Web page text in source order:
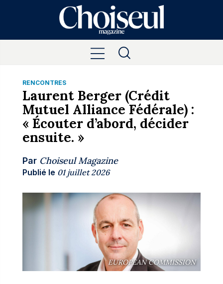
RENCONTRES
Laurent Berger (Crédit
Mutuel Alliance Fédérale) :
« Écouter d’abord, décider
ensuite. »
Par Choiseul Magazine
Publié le 01 juillet 2026
EUROPEAN COMMISSION